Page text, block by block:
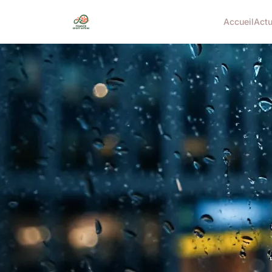
AccueilActu